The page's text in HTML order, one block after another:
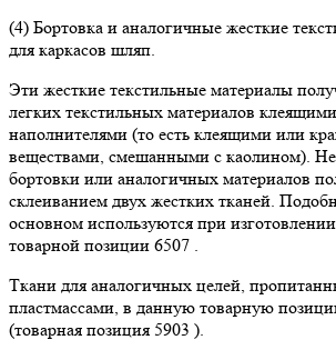
(4) Бортовка и аналогичные жесткие
для каркасов шляп.
Эти жесткие текстильные материалы
легких текстильных материалов
наполнителями (то есть клеящими или
веществами, смешанными с каолином).
бортовки или аналогичных материалов
склеиванием двух жестких тканей.
основном используются при
товарной позиции 6507 .
Ткани для аналогичных целей,
пластмассами, в данную товарную
(товарная позиция 5903 ).